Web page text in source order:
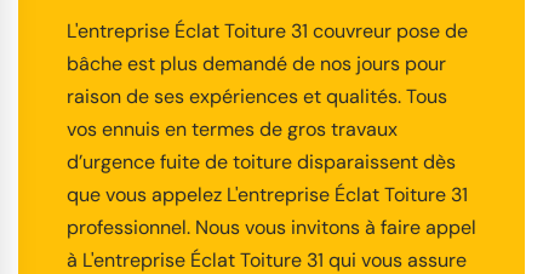
L'entreprise Éclat Toiture 31 couvreur pose de
bâche est plus demandé de nos jours pour
raison de ses expériences et qualités. Tous
vos ennuis en termes de gros travaux
d’urgence fuite de toiture disparaissent dès
que vous appelez L'entreprise Éclat Toiture 31
professionnel. Nous vous invitons à faire appel
à L'entreprise Éclat Toiture 31 qui vous assure